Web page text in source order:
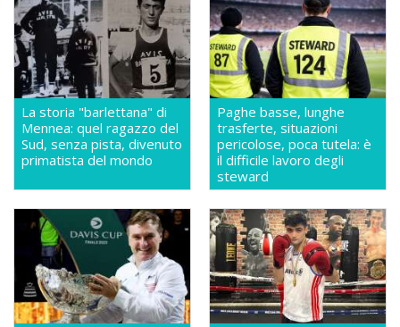
La storia "barlettana" di
Mennea: quel ragazzo del
Sud, senza pista, divenuto
primatista del mondo
Paghe basse, lunghe
trasferte, situazioni
pericolose, poca tutela: è
il difficile lavoro degli
steward